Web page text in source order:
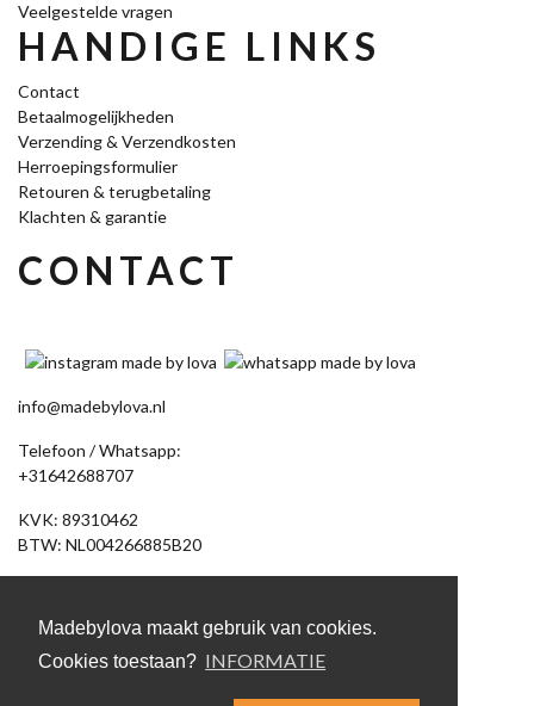
Madebylova maakt gebruik van cookies.
Cookies toestaan? INFORMATIE
Veelgestelde vragen
HANDIGE LINKS
Contact
Betaalmogelijkheden
Verzending & Verzendkosten
Herroepingsformulier
Retouren & terugbetaling
Klachten & garantie
CONTACT
info@madebylova.nl
Telefoon / Whatsapp:
+31642688707
KVK: 89310462
BTW: NL004266885B20
(Let op: geen bezoekadres, bestelling afhalen op afspraak)